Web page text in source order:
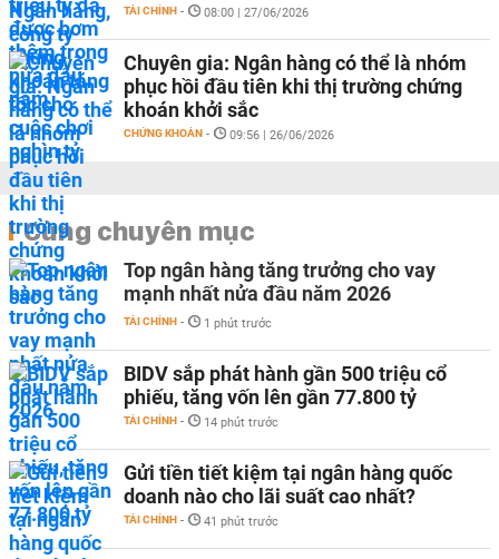
TÀI CHÍNH - 08:00 | 27/06/2026
Chuyên gia: Ngân hàng có thể là nhóm
phục hồi đầu tiên khi thị trường chứng
khoán khởi sắc
CHỨNG KHOÁN - 09:56 | 26/06/2026
Cùng chuyên mục
Top ngân hàng tăng trưởng cho vay
mạnh nhất nửa đầu năm 2026
TÀI CHÍNH - 1 phút trước
BIDV sắp phát hành gần 500 triệu cổ
phiếu, tăng vốn lên gần 77.800 tỷ
TÀI CHÍNH - 14 phút trước
Gửi tiền tiết kiệm tại ngân hàng quốc
doanh nào cho lãi suất cao nhất?
TÀI CHÍNH - 41 phút trước